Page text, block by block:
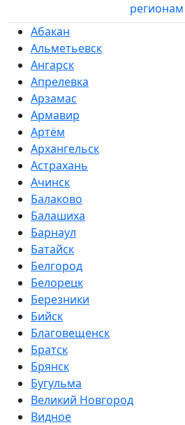
регионам
Абакан
Альметьевск
Ангарск
Апрелевка
Арзамас
Армавир
Артём
Архангельск
Астрахань
Ачинск
Балаково
Балашиха
Барнаул
Батайск
Белгород
Белорецк
Березники
Бийск
Благовещенск
Братск
Брянск
Бугульма
Великий Новгород
Видное